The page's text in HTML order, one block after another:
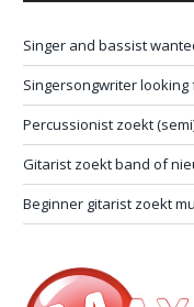
Singer and bassist
Singersongwriter looking
Percussionist zoekt
Gitarist zoekt band of
Beginner gitarist zoekt